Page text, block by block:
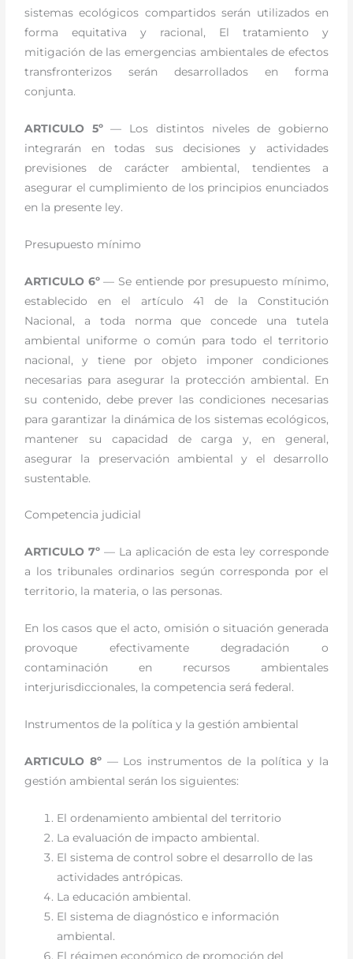
sistemas ecológicos compartidos serán utilizados en
forma equitativa y racional, El tratamiento y
mitigación de las emergencias ambientales de efectos
transfronterizos serán desarrollados en forma
conjunta.
ARTICULO 5º— Los distintos niveles de gobierno
integrarán en todas sus decisiones y actividades
previsiones de carácter ambiental, tendientes a
asegurar el cumplimiento de los principios enunciados
en la presente ley.
Presupuesto mínimo
ARTICULO 6º— Se entiende por presupuesto mínimo,
establecido en el artículo 41 de la Constitución
Nacional, a toda norma que concede una tutela
ambiental uniforme o común para todo el territorio
nacional, y tiene por objeto imponer condiciones
necesarias para asegurar la protección ambiental. En
su contenido, debe prever las condiciones necesarias
para garantizar la dinámica de los sistemas ecológicos,
mantener su capacidad de carga y, en general,
asegurar la preservación ambiental y el desarrollo
sustentable.
Competencia judicial
ARTICULO 7º— La aplicación de esta ley corresponde
a los tribunales ordinarios según corresponda por el
territorio, la materia, o las personas.
En los casos que el acto, omisión o situación generada
provoque efectivamente degradación o
contaminación en recursos ambientales
interjurisdiccionales, la competencia será federal.
Instrumentos de la política y la gestión ambiental
ARTICULO 8º — Los instrumentos de la política y la
gestión ambiental serán los siguientes:
El ordenamiento ambiental del territorio
La evaluación de impacto ambiental.
El sistema de control sobre el desarrollo de las
actividades antrópicas.
La educación ambiental.
El sistema de diagnóstico e información
ambiental.
El régimen económico de promoción del